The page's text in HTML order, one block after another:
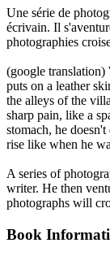
Une série de
écrivain. Il
photographies
(google translation)
puts on a leather
the alleys of the
sharp pain, like a
stomach, he
rise like when he
A series of
writer. He then
photographs will
Book